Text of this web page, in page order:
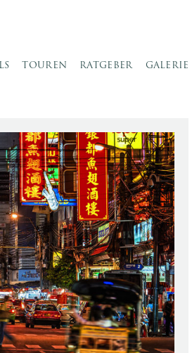
TOUREN RATGEBER GALERIE